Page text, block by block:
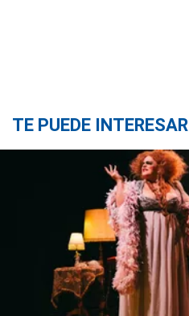
TE PUEDE INTERESAR